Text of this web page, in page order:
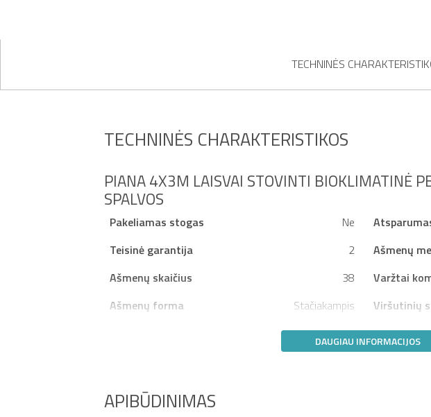
TECHNINĖS
TECHNINĖS CHARAKTERISTIKOS
PIANA 4X3M LAISVAI STOVINTI BIOKLIMATINĖ
SPALVOS
Pakeliamas stogas Ne
Teisinė garantija
2 Ašmenų
Ašmenų skaičius
38 Varžtai
Ašmenų forma
Stačiakampis Viršutinių
DAUGIAU INFORMACIJOS
APIBŪDINIMAS